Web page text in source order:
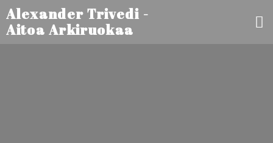
Alexander Trivedi -
Aitoa Arkiruokaa